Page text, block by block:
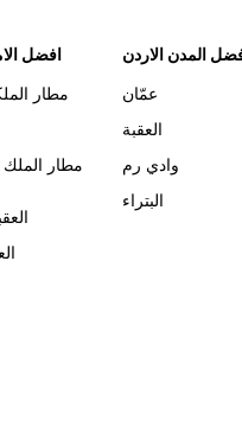
افضل
مطار
مطار
المدن الاردن
عمّان
العقبة
وادي رم
البتراء